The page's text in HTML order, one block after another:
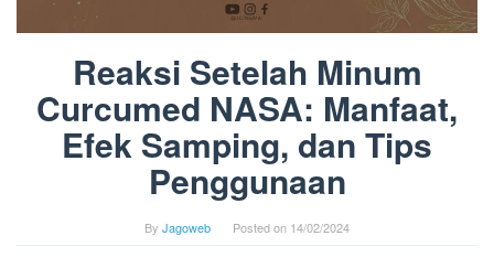
Reaksi Setelah Minum
Curcumed NASA: Manfaat,
Efek Samping, dan Tips
Penggunaan
By Jagoweb Posted on 14/02/2024